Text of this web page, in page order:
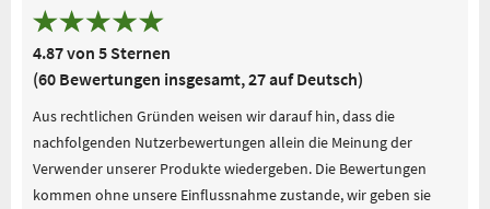
4.87 von 5 Sternen
(60 Bewertungen insgesamt, 27 auf Deutsch)
Aus rechtlichen Gründen weisen wir darauf hin, dass die
nachfolgenden Nutzerbewertungen allein die Meinung der
Verwender unserer Produkte wiedergeben. Die Bewertungen
kommen ohne unsere Einflussnahme zustande, wir geben sie